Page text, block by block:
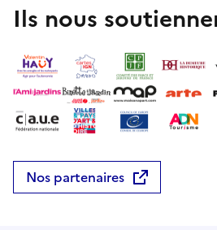
Ils nous
Nos partenaires